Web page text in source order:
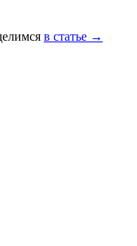
в статье →